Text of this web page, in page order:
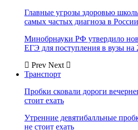
Главные угрозы здоровью
самых частых диагноза в России
Минобрнауки РФ утвердило
ЕГЭ для поступления в вузы
Prev Next
Транспорт
Пробки сковали дороги
стоит ехать
Утренние девятибалльные
не стоит ехать